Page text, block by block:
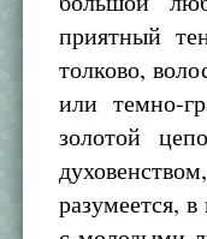
приятный
толково,
или темно-
золотой
разумеется,